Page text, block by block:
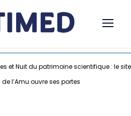
et Nuit du patrimoine scientifique : le site
l’Amu ouvre ses portes